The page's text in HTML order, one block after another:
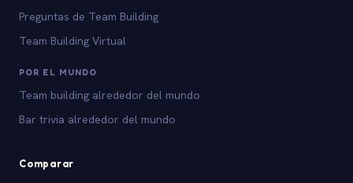
Preguntas de Team Building
Team Building Virtual
POR EL MUNDO
Team building alrededor del mundo
Bar trivia alrededor del mundo
Comparar